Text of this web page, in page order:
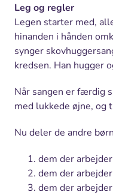
Leg og regler
Legen starter med,
hinanden i hånden
synger
kredsen. Han hugger
Når sangen er færdig
med lukkede øjne,
Nu deler de andre
dem der
dem der
dem der